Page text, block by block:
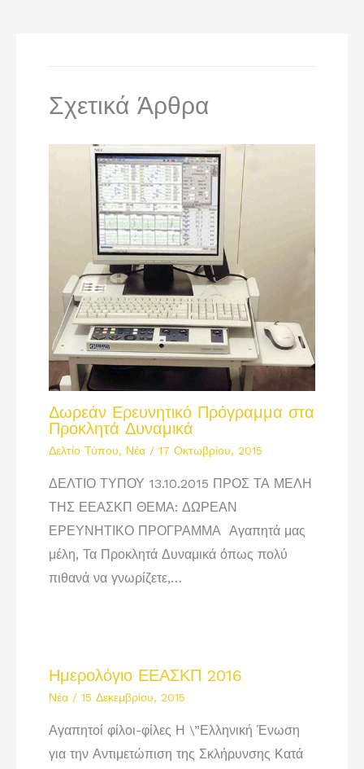
Σχετικά Άρθρα
Δωρεάν Ερευνητικό Πρόγραμμα στα
Προκλητά Δυναμικά
Δελτίο Τύπου, Νέα / 17 Οκτωβρίου, 2015
ΔΕΛΤΙΟ ΤΥΠΟΥ 13.10.2015 ΠΡΟΣ ΤΑ ΜΕΛΗ
ΤΗΣ ΕΕΑΣΚΠ ΘΕΜΑ: ΔΩΡΕΑΝ
ΕΡΕΥΝΗΤΙΚΟ ΠΡΟΓΡΑΜΜΑ Αγαπητά μας
μέλη, Τα Προκλητά Δυναμικά όπως πολύ
πιθανά να γνωρίζετε,…
Ημερολόγιο ΕΕΑΣΚΠ 2016
Νέα / 15 Δεκεμβρίου, 2015
Αγαπητοί φίλοι-φίλες Η \”Ελληνική Ένωση
για την Αντιμετώπιση της Σκλήρυνσης Κατά